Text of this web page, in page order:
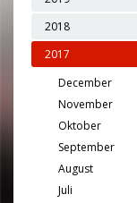
2018
2017
December
November
Oktober
September
August
Juli